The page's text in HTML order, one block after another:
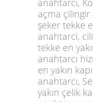
anahtarcı,
açma çilingir
şeker tekke
anahtarci,
tekke en
anahtarcı
en yakın
anahtarcı,
yakın çelik